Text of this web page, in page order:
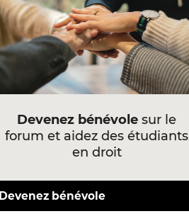
Devenez bénévole sur le
forum et aidez des étudiants
en droit
Devenez bénévole